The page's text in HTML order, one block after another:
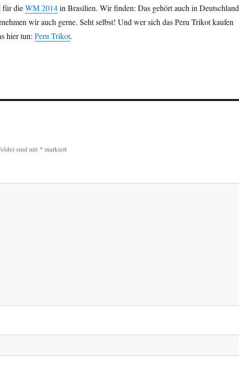
für dieWM 2014in Brasilien. Wir finden: Das gehört auch in Deutschland
wir auch gerne. Seht selbst! Und wer sich das Peru Trikot kaufen
hier tun: Peru Trikot.
sind mit * markiert